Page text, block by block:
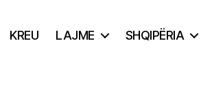
KREU LAJME SHQIPËRIA